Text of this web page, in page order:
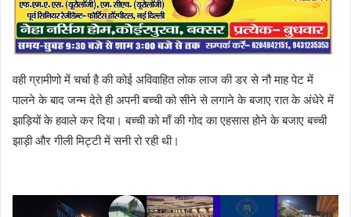
वही ग्रामीणो में चर्चा है की कोई अविवाहित लोक लाज की डर से नौ माह पेट में
पालने के बाद जन्म देते ही अपनी बच्ची को सीने से लगाने के बजाए रात के अंधेरे में
झाड़ियों के हवाले कर दिया। बच्ची को माँ की गोद का एहसास होने के बजाए बच्ची
झाड़ी और गीली मिट्टी में सनी रो रही थी।